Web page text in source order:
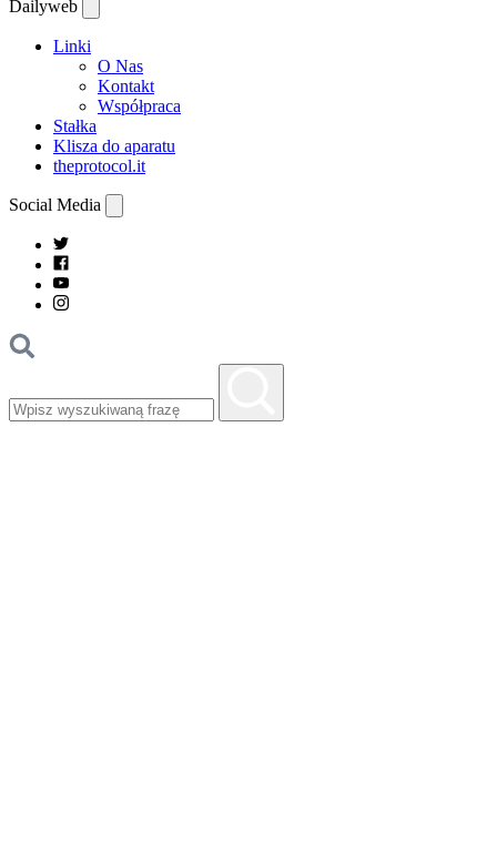
Dailyweb
Linki
O Nas
Kontakt
Współpraca
Stałka
Klisza do aparatu
theprotocol.it
Social Media